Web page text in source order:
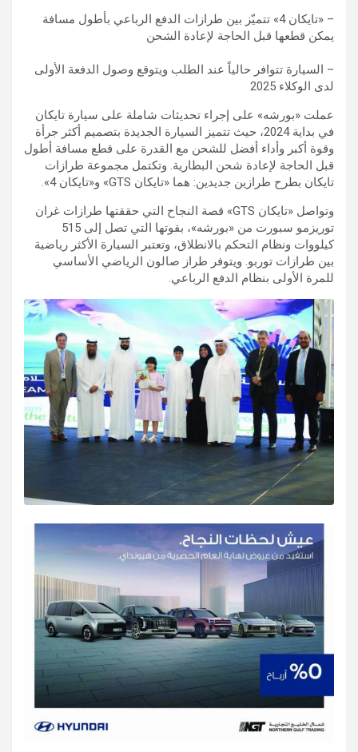
– «تايكان 4‏» تتميّز بين طرازات الدفع الرباعي بأطول مسافة
يمكن قطعها قبل الحاجة لإعادة الشحن
– السيارة تتوافر حالياً عند الطلب ويتوقع وصول الدفعة الأولى
لدى الوكلاء 2025
عملت «بورشه» على إجراء تحديثات شاملة على سيارة تايكان
في بداية 2024‏، حيث تتميز السيارة الجديدة بتصميم أكثر جرأة
وقوة أكبر وأداء أفضل للشحن مع القدرة على قطع مسافة أطول
قبل الحاجة لإعادة شحن البطارية. وتكتمل مجموعة طرازات
تايكان بطرح طرازين جديدين: هما «تايكان GTS» و«تايكان 4‏».
وتواصل «تايكان GTS» قصة النجاح التي حققتها طرازات غران
توريزمو سبورت من «بورشه»، بقوتها التي تصل إلى 515
كيلووات ونظام التحكم بالانطلاق، وتعتبر السيارة الأكثر رياضية
بين طرازات توربو. ويتوفر طراز صالون الرياضي الأساسي
للمرة الأولى بنظام الدفع الرباعي.